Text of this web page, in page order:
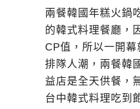
兩餐韓國年糕火鍋
的韓式料理餐廳，
CP值，所以一開
排隊人潮，兩餐韓
益店是全天供餐，
台中韓式料理吃到